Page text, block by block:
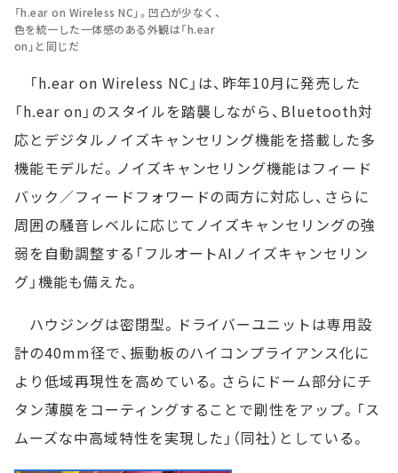
「h.ear on Wireless NC」。凹凸が少なく、
色を統一した一体感のある外観は「h.ear
on」と同じだ
「h.ear on Wireless NC」は、昨年10月に発売した
「h.ear on」のスタイルを踏襲しながら、Bluetooth対
応とデジタルノイズキャンセリング機能を搭載した多
機能モデルだ。ノイズキャンセリング機能はフィード
バック／フィードフォワードの両方に対応し、さらに
周囲の騒音レベルに応じてノイズキャンセリングの強
弱を自動調整する「フルオートAIノイズキャンセリン
グ」機能も備えた。
ハウジングは密閉型。ドライバーユニットは専用設
計の40mm径で、振動板のハイコンプライアンス化に
より低域再現性を高めている。さらにドーム部分にチ
タン薄膜をコーティングすることで剛性をアップ。「ス
ムーズな中高域特性を実現した」（同社）としている。